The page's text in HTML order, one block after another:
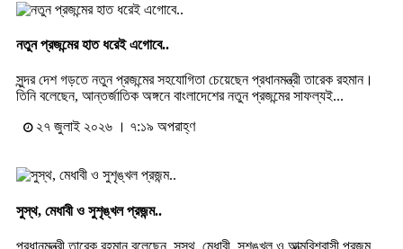
নতুন প্রজন্মের হাত ধরেই এগোবে..
সুন্দর দেশ গড়তে নতুন প্রজন্মের সহযোগিতা চেয়েছেন প্রধানমন্ত্রী তারেক রহমান।
তিনি বলেছেন, আন্তর্জাতিক অঙ্গনে বাংলাদেশের নতুন প্রজন্মের সাফল্যই...
২৭ জুলাই ২০২৬ । ৭:১৯ অপরাহ্ণ
সুস্থ, মেধাবী ও সুশৃঙ্খল প্রজন্ম..
প্রধানমন্ত্রী তারেক রহমান বলেছেন, সুস্থ, মেধাবী, সুশৃঙ্খল ও আত্মবিশ্বাসী প্রজন্ম